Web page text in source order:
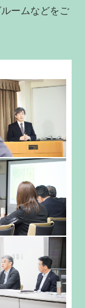
ームなどをご